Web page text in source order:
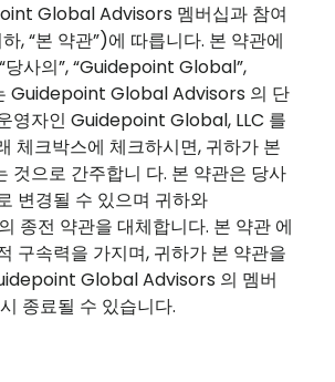
Global Advisors 멤버십과 참여
, “본 약관”)에 따릅니다. 본 약관에
당사의”, “Guidepoint Global”,
Guidepoint Global Advisors 의 단
영자인 Guidepoint Global, LLC 를
체크박스에 체크하시면, 귀하가 본
것으로 간주합니 다. 본 약관은 당사
변경될 수 있으며 귀하와
종전 약관을 대체합니다. 본 약관 에
구속력을 가지며, 귀하가 본 약관을
Global Advisors 의 멤버
종료될 수 있습니다.